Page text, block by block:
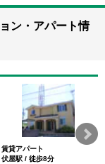
ン・アパート情
賃貸アパート
伏屋駅 / 徒歩8分